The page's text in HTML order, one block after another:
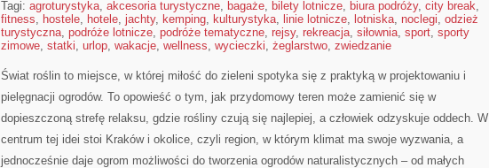
POJEMNIKACH
Tagi: agroturystyka, akcesoria turystyczne, bagaże, bilety lotnicze, biura podróży, city break,
fitness, hostele, hotele, jachty, kemping, kulturystyka, linie lotnicze, lotniska, noclegi, odzież
turystyczna, podróże lotnicze, podróże tematyczne, rejsy, rekreacja, siłownia, sport, sporty
zimowe, statki, urlop, wakacje, wellness, wycieczki, żeglarstwo, zwiedzanie
Świat roślin to miejsce, w której miłość do zieleni spotyka się z praktyką w projektowaniu i
pielęgnacji ogrodów. To opowieść o tym, jak przydomowy teren może zamienić się w
dopieszczoną strefę relaksu, gdzie rośliny czują się najlepiej, a człowiek odzyskuje oddech. W
centrum tej idei stoi Kraków i okolice, czyli region, w którym klimat ma swoje wyzwania, a
jednocześnie daje ogrom możliwości do tworzenia ogrodów naturalistycznych – od małych